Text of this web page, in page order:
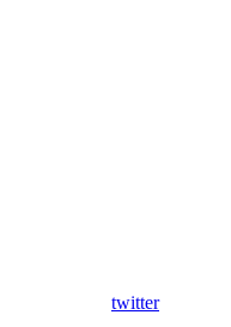
twitter